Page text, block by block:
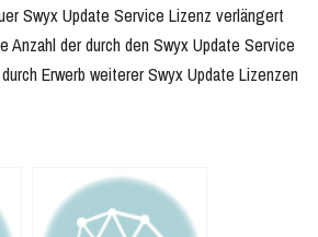
Swyx Update Service Lizenz verlängert
Anzahl der durch den Swyx Update Service
Erwerb weiterer Swyx Update Lizenzen